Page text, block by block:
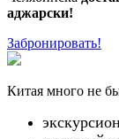
аджарски!
Забронировать!
Китая много не